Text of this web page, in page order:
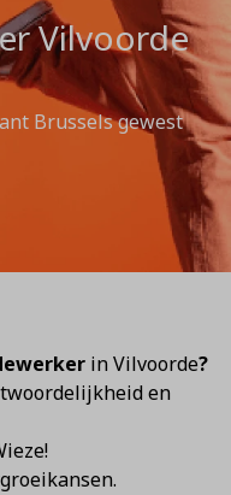
Vilvoorde
Brussels gewest
in Vilvoorde?
en